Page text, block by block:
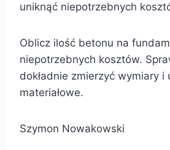
uniknąć niepotrzebnych
Oblicz ilość betonu na
niepotrzebnych kosztów.
dokładnie zmierzyć wymiary
materiałowe.
Szymon Nowakowski